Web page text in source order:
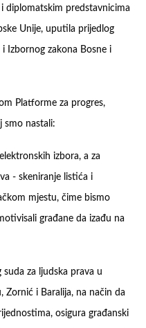
diplomatskim predstavnicima
Unije, uputila prijedlog
Izbornog zakona Bosne i
Platforme za progres,
smo nastali:
izbora, a za
- skeniranje listića i
mjestu, čime bismo
građane da izađu na
za ljudska prava u
Zornić i Baralija, na način da
osigura građanski